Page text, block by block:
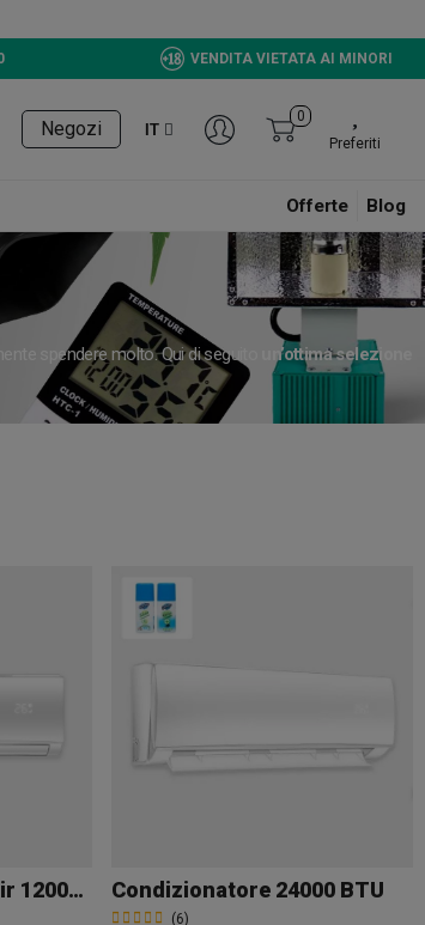
VENDITA VIETATA AI MINORI
Negozi IT
0
Preferiti
Offerte Blog
spendere molto. Qui di seguito
un’ottima selezione
Condizionatore Polair 12000 BTU Condizionatore 24000 BTU
(6)